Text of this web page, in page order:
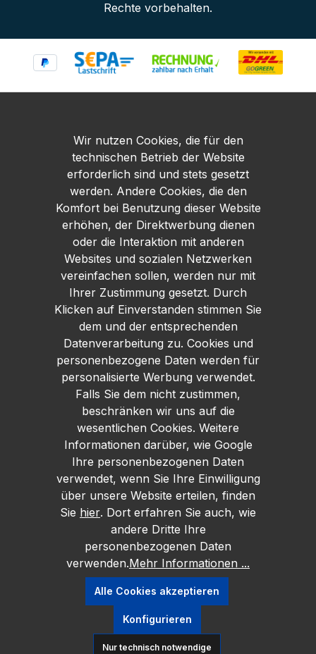
Rechte vorbehalten.
Wir nutzen Cookies, die für den
technischen Betrieb der Website
erforderlich sind und stets gesetzt
werden. Andere Cookies, die den
Komfort bei Benutzung dieser Website
erhöhen, der Direktwerbung dienen
oder die Interaktion mit anderen
Websites und sozialen Netzwerken
vereinfachen sollen, werden nur mit
Ihrer Zustimmung gesetzt. Durch
Klicken auf Einverstanden stimmen Sie
dem und der entsprechenden
Datenverarbeitung zu. Cookies und
personenbezogene Daten werden für
personalisierte Werbung verwendet.
Falls Sie dem nicht zustimmen,
beschränken wir uns auf die
wesentlichen Cookies. Weitere
Informationen darüber, wie Google
Ihre personenbezogenen Daten
verwendet, wenn Sie Ihre Einwilligung
über unsere Website erteilen, finden
Sie hier. Dort erfahren Sie auch, wie
andere Dritte Ihre
personenbezogenen Daten
verwenden.Mehr Informationen ...
Nur technisch notwendige
Konfigurieren
Alle Cookies akzeptieren